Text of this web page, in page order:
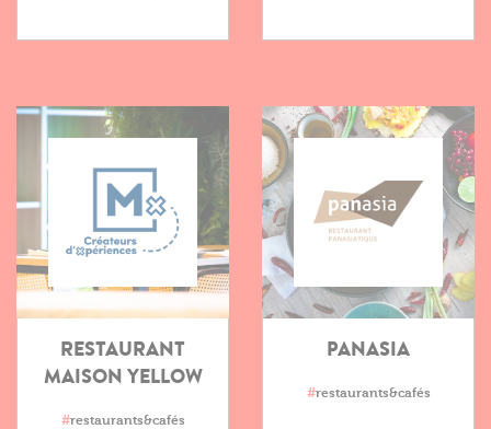
RESTAURANT
MAISON YELLOW
#restaurants&cafés
PANASIA
#restaurants&cafés